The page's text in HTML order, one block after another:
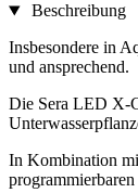
Beschreibung
Insbesondere in
und ansprechend.
Die Sera LED X-
In Kombination